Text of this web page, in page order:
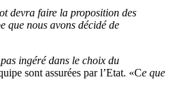
devra faire la proposition des
que nous avons décidé de
ingéré dans le choix du
sont assurées par l’Etat. «Ce que